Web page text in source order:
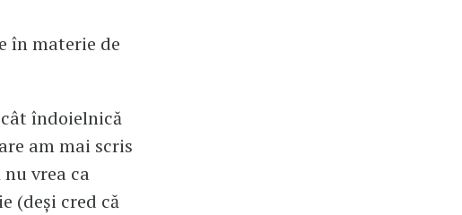
în materie de
îndoielnică
am mai scris
vrea ca
(deși cred că